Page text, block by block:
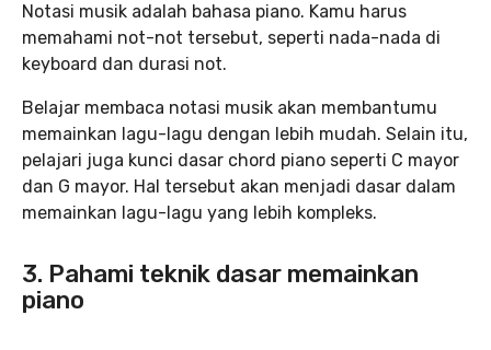
Notasi musik adalah bahasa piano. Kamu harus
memahami not-not tersebut, seperti nada-nada di
keyboard dan durasi not.
Belajar membaca notasi musik akan membantumu
memainkan lagu-lagu dengan lebih mudah. Selain itu,
pelajari juga kunci dasar chord piano seperti C mayor
dan G mayor. Hal tersebut akan menjadi dasar dalam
memainkan lagu-lagu yang lebih kompleks.
3. Pahami teknik dasar memainkan
piano